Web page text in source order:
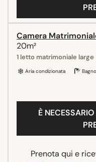
Camera
20m²
1 letto matrimoniale large
Aria condizionata
È
Prenota qui e